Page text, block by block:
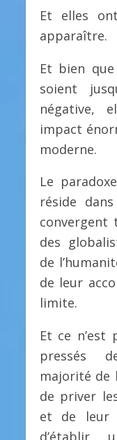
Et elles
apparaître.
Et bien
soient
négative,
impact
moderne.
Le
réside
convergent
des
de
de leur
limite.
Et ce n’est
pressés
majorité de
de priver
et de leur